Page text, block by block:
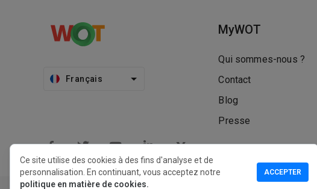
Français
MyWOT
Qui sommes-nous ?
Contact
Blog
Presse
Ce site utilise des cookies à des fins d'analyse et de
personnalisation. En continuant, vous acceptez notre
politique en matière de cookies.
ACCEPTER